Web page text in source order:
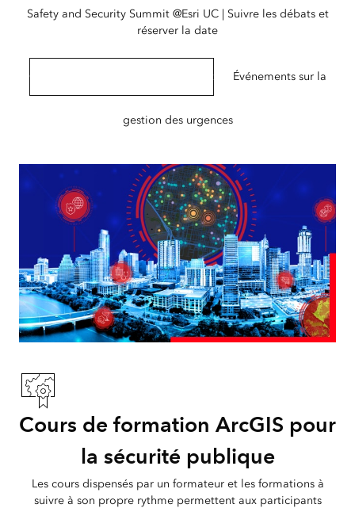
Safety and Security Summit @Esri UC | Suivre les débats et
réserver la date
Obtenir des détails sur l’événement Événements sur la
gestion des urgences
Cours de formation ArcGIS pour
la sécurité publique
Les cours dispensés par un formateur et les formations à
suivre à son propre rythme permettent aux participants